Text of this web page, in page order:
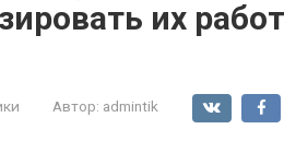
их
Автор: admintik